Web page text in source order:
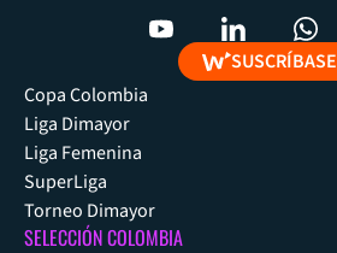
SUSCRÍBASE
Copa Colombia
Liga Dimayor
Liga Femenina
SuperLiga
Torneo Dimayor
SELECCIÓN COLOMBIA